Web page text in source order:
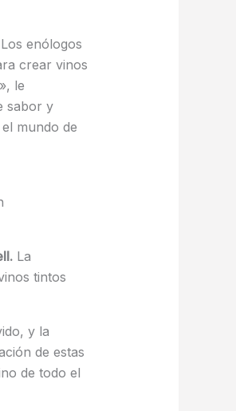
enólogos
crear vinos
le
sabor y
mundo de
La
tintos
y la
de estas
de todo el